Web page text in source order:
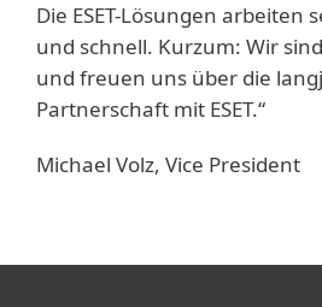
Die ESET-Lösungen arbeiten
und schnell. Kurzum: Wir
und freuen uns über die
Partnerschaft mit ESET.“
Michael Volz, Vice President